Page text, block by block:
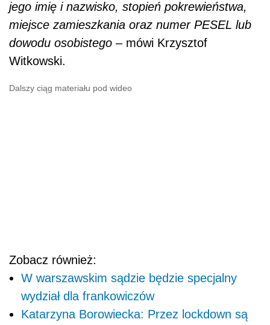
jego imię i nazwisko, stopień pokrewieństwa,
miejsce zamieszkania oraz numer PESEL lub
dowodu osobistego – mówi Krzysztof
Witkowski.
Dalszy ciąg materiału pod wideo
Zobacz również:
W warszawskim sądzie będzie specjalny
wydział dla frankowiczów
Katarzyna Borowiecka: Przez lockdown są